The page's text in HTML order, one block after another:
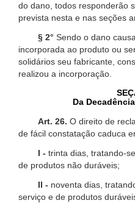
do dano, todos responderão
prevista nesta e nas seções
§ 2° Sendo o dano
incorporada ao produto ou
solidários seu fabricante,
realizou a incorporação.
Da
Art. 26. O direito de
de fácil constatação caduca
I - trinta dias, tratando-
de produtos não duráveis;
II - noventa dias,
serviço e de produtos